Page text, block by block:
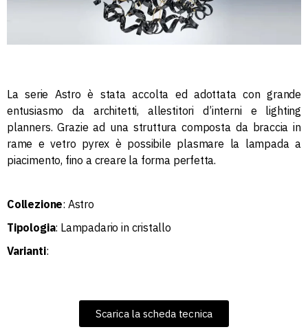
La serie Astro è stata accolta ed adottata con grande
entusiasmo da architetti, allestitori d’interni e lighting
planners.‎ Grazie ad una struttura composta da braccia in
rame e vetro pyrex è possibile plasmare la lampada a
piacimento, fino a creare la forma perfetta.‎
Collezione: Astro
Tipologia: Lampadario in cristallo
Varianti:
Scarica la scheda tecnica